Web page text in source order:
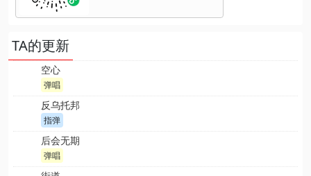
TA的更新
空心
弹唱
反乌托邦
指弹
后会无期
弹唱